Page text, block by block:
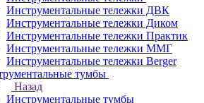
Инструментальные тележки ДВК
Инструментальные тележки Диком
Инструментальные тележки Практик
Инструментальные тележки ММГ
Инструментальные тележки Berger
тумбы
Назад
Инструментальные тумбы